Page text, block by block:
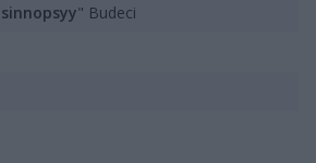
sinnopsyy" Budeci